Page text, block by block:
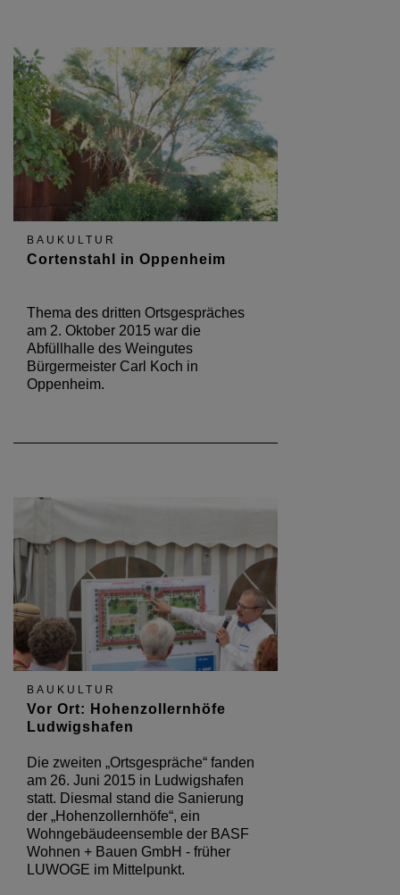
BAUKULTUR
Cortenstahl in Oppenheim
Thema des dritten Ortsgespräches
am 2. Oktober 2015 war die
Abfüllhalle des Weingutes
Bürgermeister Carl Koch in
Oppenheim.
BAUKULTUR
Vor Ort: Hohenzollernhöfe
Ludwigshafen
Die zweiten „Ortsgespräche“ fanden
am 26. Juni 2015 in Ludwigshafen
statt. Diesmal stand die Sanierung
der „Hohenzollernhöfe“, ein
Wohngebäudeensemble der BASF
Wohnen + Bauen GmbH - früher
LUWOGE im Mittelpunkt.